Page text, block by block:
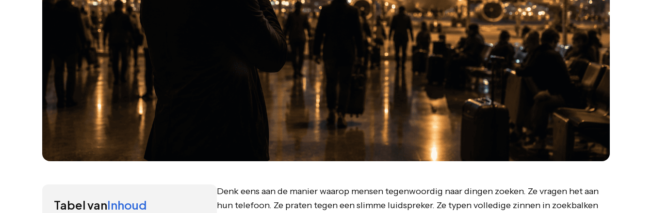
Tabel vanInhoud
Denk eens aan de manier waarop mensen tegenwoordig naar dingen zoeken. Ze vragen het aan
hun telefoon. Ze praten tegen een slimme luidspreker. Ze typen volledige zinnen in zoekbalken